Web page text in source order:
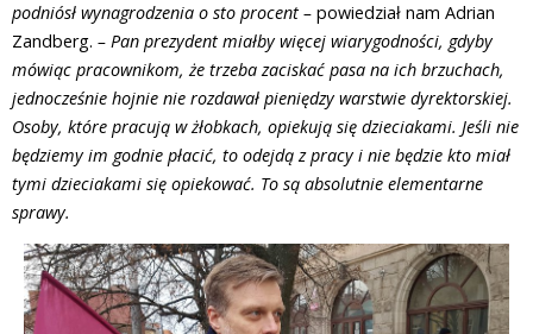
podniósł wynagrodzenia o sto procent – powiedział nam Adrian
Zandberg. – Pan prezydent miałby więcej wiarygodności, gdyby
mówiąc pracownikom, że trzeba zaciskać pasa na ich brzuchach,
jednocześnie hojnie nie rozdawał pieniędzy warstwie dyrektorskiej.
Osoby, które pracują w żłobkach, opiekują się dzieciakami. Jeśli nie
będziemy im godnie płacić, to odejdą z pracy i nie będzie kto miał
tymi dzieciakami się opiekować. To są absolutnie elementarne
sprawy.